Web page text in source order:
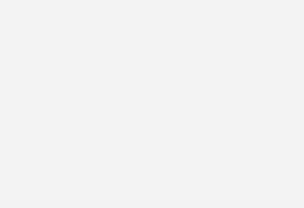
Potenzial abschätzen zu können.
für
interessierten Bauherren praxisnahe